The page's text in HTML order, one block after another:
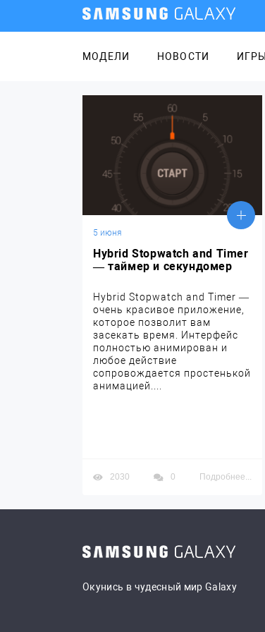
МОДЕЛИ НОВОСТИ ИГРЫ
5 июня
Hybrid Stopwatch and Timer
— таймер и секундомер
Hybrid Stopwatch and Timer —
очень красивое приложение,
которое позволит вам
засекать время. Интерфейс
полностью анимирован и
любое действие
сопровождается простенькой
анимацией....
2030 0 Подробнее...
Окунись в чудесный мир Galaxy